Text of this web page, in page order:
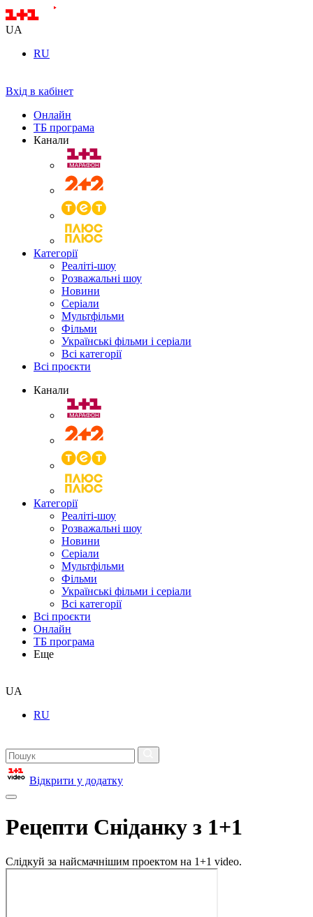
UA
RU
Вхід в кабінет
Онлайн
ТБ програма
Канали
Категорії
Реаліті-шоу
Розважальні шоу
Новини
Серіали
Мультфільми
Фільми
Українські фільми і серіали
Всі категорії
Всі проєкти
Канали
Категорії
Реаліті-шоу
Розважальні шоу
Новини
Серіали
Мультфільми
Фільми
Українські фільми і серіали
Всі категорії
Всі проєкти
Онлайн
ТБ програма
Еще
UA
RU
Відкрити у додатку
Рецепти Сніданку з 1+1
Слідкуй за найсмачнішим проектом на 1+1 video.